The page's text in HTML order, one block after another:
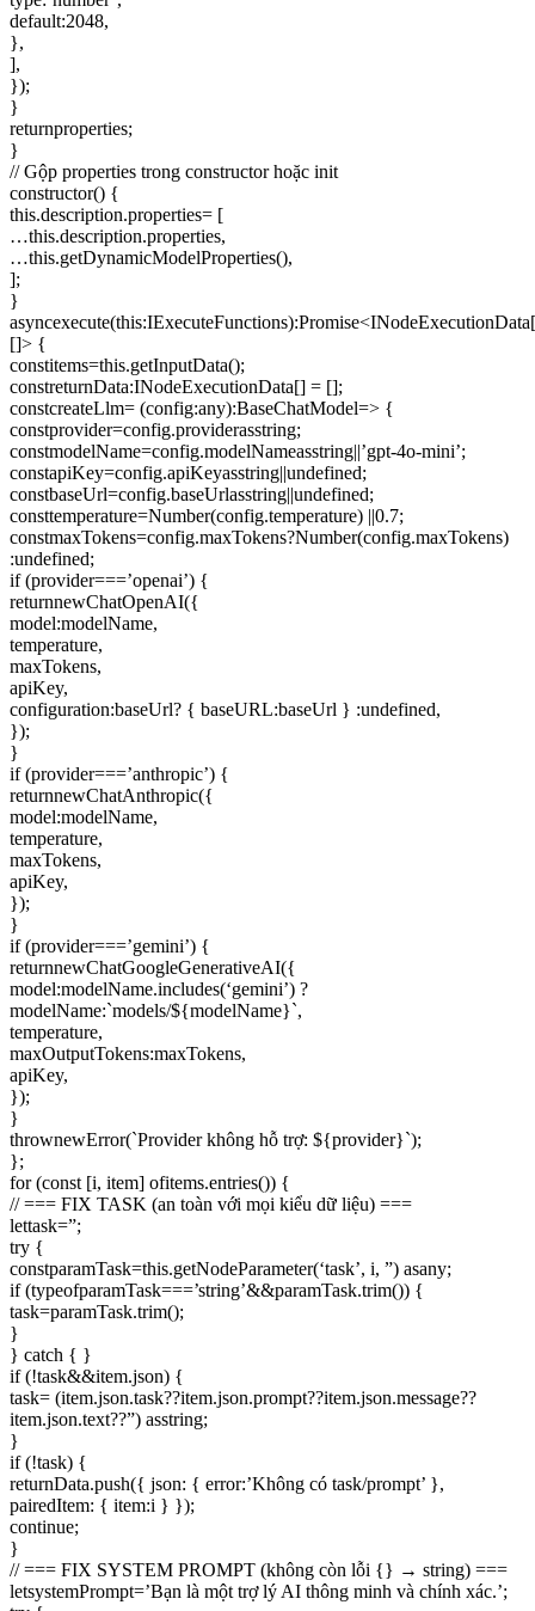
default:2048,
},
],
});
}
returnproperties;
}
// Gộp properties trong constructor hoặc init
constructor() {
this.description.properties= [
…this.description.properties,
…this.getDynamicModelProperties(),
];
}
[]> {
constitems=this.getInputData();
constreturnData:INodeExecutionData[] = [];
constcreateLlm= (config:any):BaseChatModel=> {
constprovider=config.providerasstring;
constmodelName=config.modelNameasstring||’gpt-4o-mini’;
constapiKey=config.apiKeyasstring||undefined;
constbaseUrl=config.baseUrlasstring||undefined;
consttemperature=Number(config.temperature) ||0.7;
constmaxTokens=config.maxTokens?Number(config.maxTokens)
:undefined;
if (provider===’openai’) {
returnnewChatOpenAI({
model:modelName,
temperature,
maxTokens,
apiKey,
configuration:baseUrl? { baseURL:baseUrl } :undefined,
});
}
if (provider===’anthropic’) {
returnnewChatAnthropic({
model:modelName,
temperature,
maxTokens,
apiKey,
});
}
if (provider===’gemini’) {
returnnewChatGoogleGenerativeAI({
model:modelName.includes(‘gemini’) ?
modelName:`models/${modelName}`,
temperature,
maxOutputTokens:maxTokens,
apiKey,
});
}
thrownewError(`Provider không hỗ trợ: ${provider}`);
};
for (const [i, item] ofitems.entries()) {
// === FIX TASK (an toàn với mọi kiểu dữ liệu) ===
lettask=”;
try {
constparamTask=this.getNodeParameter(‘task’, i, ”) asany;
if (typeofparamTask===’string’&&paramTask.trim()) {
task=paramTask.trim();
}
} catch { }
if (!task&&item.json) {
task= (item.json.task??item.json.prompt??item.json.message??
item.json.text??”) asstring;
}
if (!task) {
returnData.push({ json: { error:’Không có task/prompt’ },
pairedItem: { item:i } });
continue;
}
// === FIX SYSTEM PROMPT (không còn lỗi {} → string) ===
letsystemPrompt=’Bạn là một trợ lý AI thông minh và chính xác.’;